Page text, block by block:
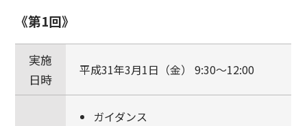
《第1回》
実施
日時
平成31年3月1日（金） 9:30～12:00
ガイダンス